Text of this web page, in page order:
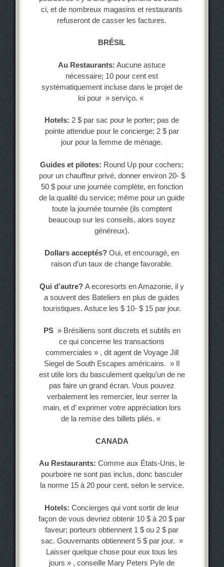
ci, et de nombreux magasins et restaurants
refuseront de casser les factures.
BRÉSIL
Au Restaurants: Aucune astuce
nécessaire; 10 pour cent est
systématiquement incluse dans le projet de
loi pour » serviço. «
Hotels: 2 $ par sac pour le porter; pas de
pointe attendue pour le concierge; 2 $ par
jour pour la femme de ménage.
Guides et pilotes: Round Up pour cochers;
pour un chauffeur privé, donner environ 20- $
50 $ pour une journée complète, en fonction
de la qualité du service; même pour un guide
toute la journée tournée (ils comptent
beaucoup sur les conseils, alors soyez
généreux).
Dollars acceptés?Oui, et encouragé, en
raison d’un taux de change favorable.
Qui d’autre?A ecoresorts en Amazonie, il y
a souvent des Bateliers en plus de guides
touristiques. Astuce les $ 10- $ 15 par jour.
PS» Brésiliens sont discrets et subtils en
ce qui concerne les transactions
commerciales » , dit agent de Voyage Jill
Siegel de South Escapes américains. » Il
est utile lors du basculement quelqu’un de ne
pas faire un grand écran. Vous pouvez
verbalement les remercier, leur serrer la
main, et d’ exprimer votre appréciation lors
de la remise des billets pliés. «
CANADA
Au Restaurants: Comme aux États-Unis, le
pourboire ne sont pas inclus, donc basculer
la norme 15 à 20 pour cent, selon le service.
Hotels: Concierges qui vont sortir de leur
façon de vous devriez obtenir 10 $ à 20 $ par
faveur; porteurs obtiennent 1 $ ou 2 $ par
sac. Gouvernants obtiennent 5 $ par jour. »
Laisser quelque chose pour eux tous les
jours » , conseille Mary Peters Pyle de